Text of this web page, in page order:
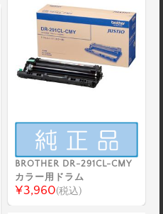
BROTHER DR-291CL-CMY
カラー用ドラム
¥3,960(税込)